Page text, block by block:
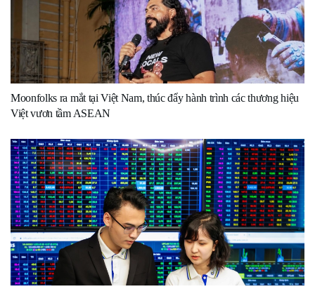
Moonfolks ra mắt tại Việt Nam, thúc đẩy hành trình các thương hiệu
Việt vươn tầm ASEAN